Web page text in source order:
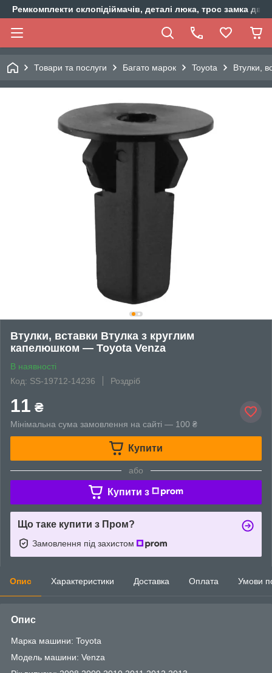
Ремкомплекти склопідіймачів, деталі люка, трос замка
Товари та послуги Багато марок Toyota Втулки,
Втулки, вставки Втулка з круглим
капелюшком — Toyota Venza
В наявності
Код: SS-19712-14236
Роздріб
11 ₴
Мінімальна сума замовлення на сайті — 100 ₴
Купити
або
Купити з
Що таке купити з Пром?
Замовлення під захистом
Опис Характеристики Доставка Оплата Умови
Опис
Марка машини: Toyota
Модель машини: Venza